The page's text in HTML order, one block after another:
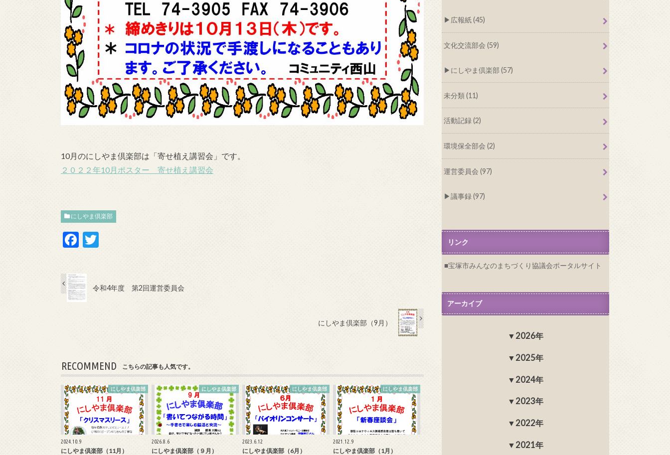
10月のにしやま倶楽部は「寄せ植え講習会」です。
２０２２年10月ポスター 寄せ植え講習会
にしやま倶楽部
F
e
b
o
er
令和4年度 第2回運営委員会
にしやま倶楽部（9月）
RECOMMEND こちらの記事も人気です。
にしやま倶楽部
2024.10.9
にしやま倶楽部（11月）
にしやま倶楽部
2026.8.6
にしやま倶楽部（９月）
にしやま倶楽部
2023.6.12
にしやま倶楽部（6月）
にしやま倶楽部
2021.12.9
にしやま倶楽部（1月）
広報紙 (45)
文化交流部会 (59)
にしやま倶楽部 (57)
未分類 (11)
活動記録 (2)
環境保全部会 (2)
運営委員会 (97)
議事録 (97)
リンク
宝塚市みんなのまちづくり協議会ポータルサイト
アーカイブ
2026年
2025年
2024年
2023年
2022年
2021年